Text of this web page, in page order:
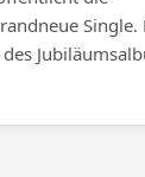
Single.